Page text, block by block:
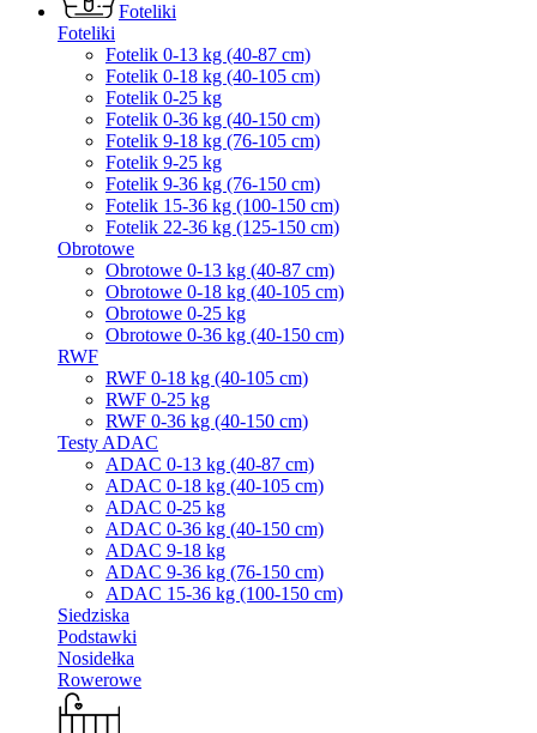
Foteliki
Foteliki
Fotelik 0-13 kg (40-87 cm)
Fotelik 0-18 kg (40-105 cm)
Fotelik 0-25 kg
Fotelik 0-36 kg (40-150 cm)
Fotelik 9-18 kg (76-105 cm)
Fotelik 9-25 kg
Fotelik 9-36 kg (76-150 cm)
Fotelik 15-36 kg (100-150 cm)
Fotelik 22-36 kg (125-150 cm)
Obrotowe
Obrotowe 0-13 kg (40-87 cm)
Obrotowe 0-18 kg (40-105 cm)
Obrotowe 0-25 kg
Obrotowe 0-36 kg (40-150 cm)
RWF
RWF 0-18 kg (40-105 cm)
RWF 0-25 kg
RWF 0-36 kg (40-150 cm)
Testy ADAC
ADAC 0-13 kg (40-87 cm)
ADAC 0-18 kg (40-105 cm)
ADAC 0-25 kg
ADAC 0-36 kg (40-150 cm)
ADAC 9-18 kg
ADAC 9-36 kg (76-150 cm)
ADAC 15-36 kg (100-150 cm)
Siedziska
Podstawki
Nosidełka
Rowerowe